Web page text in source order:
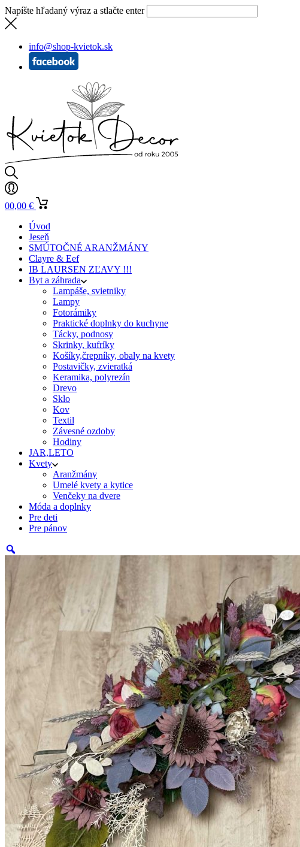
Napíšte hľadaný výraz a stlačte enter
info@shop-kvietok.sk
00,00 €
Úvod
Jeseň
SMÚTOČNÉ ARANŽMÁNY
Clayre & Eef
IB LAURSEN ZĽAVY !!!
Byt a záhrada
Lampáše, svietniky
Lampy
Fotorámiky
Praktické doplnky do kuchyne
Tácky, podnosy
Skrinky, kufríky
Košíky,črepníky, obaly na kvety
Postavičky, zvieratká
Keramika, polyrezín
Drevo
Sklo
Kov
Textil
Závesné ozdoby
Hodiny
JAR,LETO
Kvety
Aranžmány
Umelé kvety a kytice
Venčeky na dvere
Móda a doplnky
Pre deti
Pre pánov